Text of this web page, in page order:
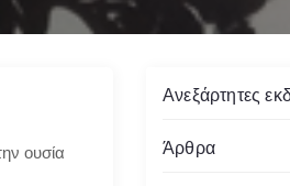
ουσία
Ανεξάρτητες
Άρθρα